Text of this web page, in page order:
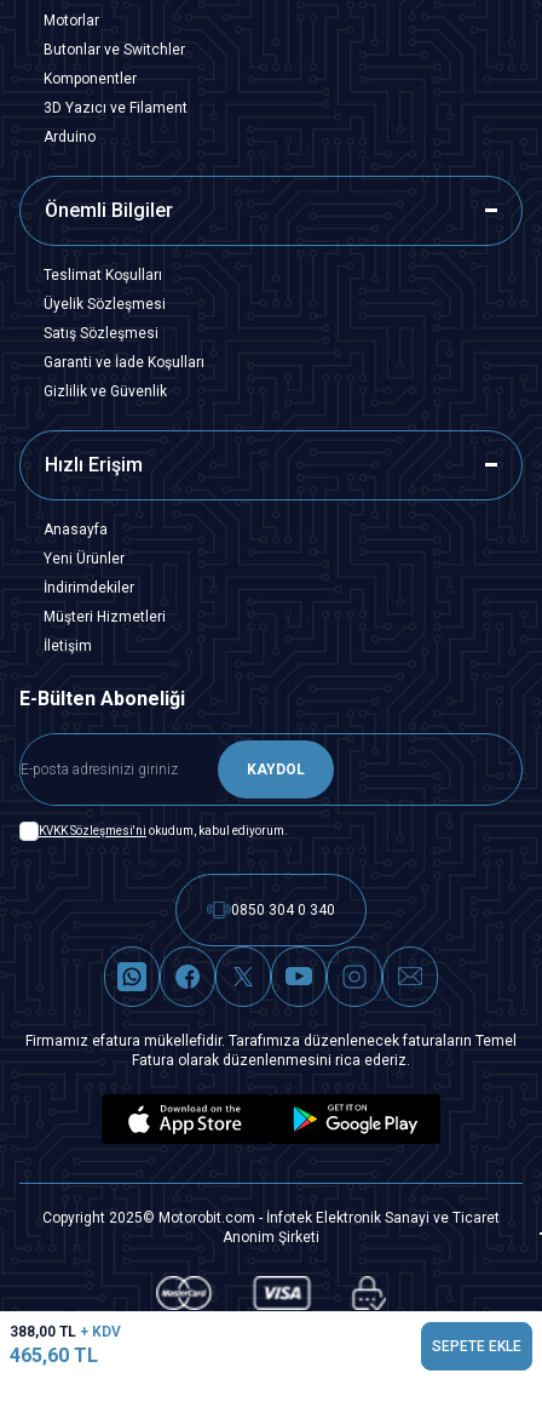
388,00 TL + KDV
465,60 TL SEPETE EKLE
Motorlar
Butonlar ve Switchler
Komponentler
3D Yazıcı ve Filament
Arduino
Önemli Bilgiler
Teslimat Koşulları
Üyelik Sözleşmesi
Satış Sözleşmesi
Garanti ve İade Koşulları
Gizlilik ve Güvenlik
Hızlı Erişim
Anasayfa
Yeni Ürünler
İndirimdekiler
Müşteri Hizmetleri
İletişim
E-Bülten Aboneliği
KAYDOL
KVKK Sözleşmesi'ni okudum, kabul ediyorum.
0850 304 0 340
Firmamız efatura mükellefidir. Tarafımıza düzenlenecek faturaların Temel
Fatura olarak düzenlenmesini rica ederiz.
Copyright 2025© Motorobit.com - İnfotek Elektronik Sanayi ve Ticaret
Anonim Şirketi